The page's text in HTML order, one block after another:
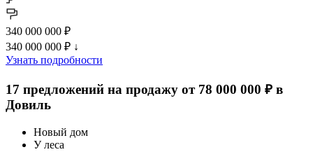
340 000 000 ₽
340 000 000 ₽ ↓
Узнать подробности
17 предложений на продажу от 78 000 000 ₽ в
Довиль
Новый дом
У леса